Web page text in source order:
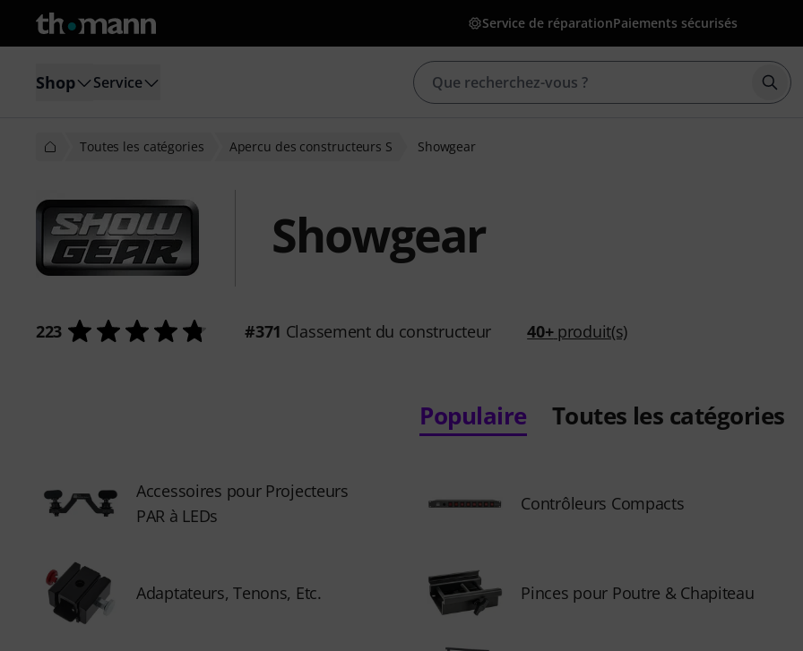
Service de réparationPaiements sécurisés
Shop Service
Toutes les catégories Apercu des constructeurs S Showgear
Showgear
223 #371 Classement du constructeur 40+produit(s)
Populaire Toutes les catégories
Accessoires pour Projecteurs
PAR à LEDs
Contrôleurs Compacts
Adaptateurs, Tenons, Etc. Pinces pour Poutre & Chapiteau